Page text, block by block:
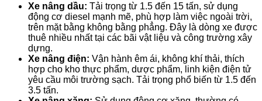
Xe nâng dầu: Tải trọng từ 1.5 đến 15 tấn, sử dụng
động cơ diesel mạnh mẽ, phù hợp làm việc ngoài trời,
trên mặt bằng không bằng phẳng. Đây là dòng xe được
thuê nhiều nhất tại các bãi vật liệu và công trường xây
dựng.
Xe nâng điện: Vận hành êm ái, không khí thải, thích
hợp cho kho thực phẩm, dược phẩm, linh kiện điện tử
yêu cầu môi trường sạch. Tải trọng phổ biến từ 1.5 đến
3.5 tấn.